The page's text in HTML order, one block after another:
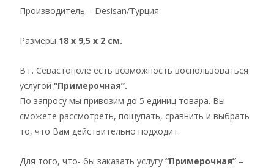
Производитель – Desisan/Турция
Размеры 18 x 9,5 x 2 см.
В г. Севастополе есть возможность воспользоваться
услугой “Примерочная”.
По запросу мы привозим до 5 единиц товара. Вы
сможете рассмотреть, пощупать, сравнить и выбрать
то, что Вам действительно подходит.
Для того, что- бы заказать услугу “Примерочная” –